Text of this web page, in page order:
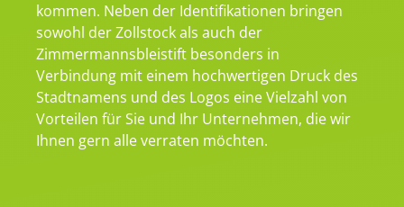
kommen. Neben der Identifikationen bringen
sowohl der Zollstock als auch der
Zimmermannsbleistift besonders in
Verbindung mit einem hochwertigen Druck des
Stadtnamens und des Logos eine Vielzahl von
Vorteilen für Sie und Ihr Unternehmen, die wir
Ihnen gern alle verraten möchten.